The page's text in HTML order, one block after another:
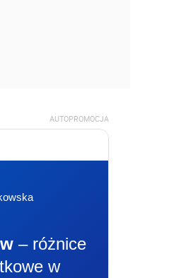
AUTOPROMOCJA
– różnice
w